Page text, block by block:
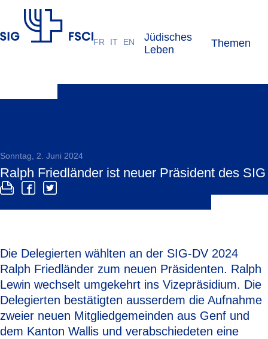
FR IT EN
Jüdisches
Leben
Themen
Sonntag, 2. Juni 2024
Ralph Friedländer ist neuer Präsident des SIG
Die Delegierten wählten an der SIG-DV 2024
Ralph Friedländer zum neuen Präsidenten. Ralph
Lewin wechselt umgekehrt ins Vizepräsidium. Die
Delegierten bestätigten ausserdem die Aufnahme
zweier neuen Mitgliedgemeinden aus Genf und
dem Kanton Wallis und verabschiedeten eine